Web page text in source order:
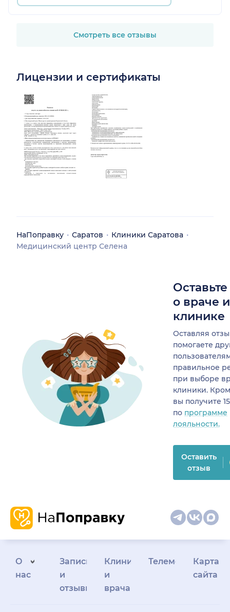
Смотреть все отзывы
Лицензии и сертификаты
НаПоправку Саратов
Клиники Саратова
Медицинский центр Селена
о враче
клинике
Оставляя
помогаете
правильное
при выборе
клиники.
вы получите
по программе
лояльности.
Оставить
отзыв
О
нас
Запись
и
отзывы
Клиникам
и
врачам
Телемедицина
Карта
сайта